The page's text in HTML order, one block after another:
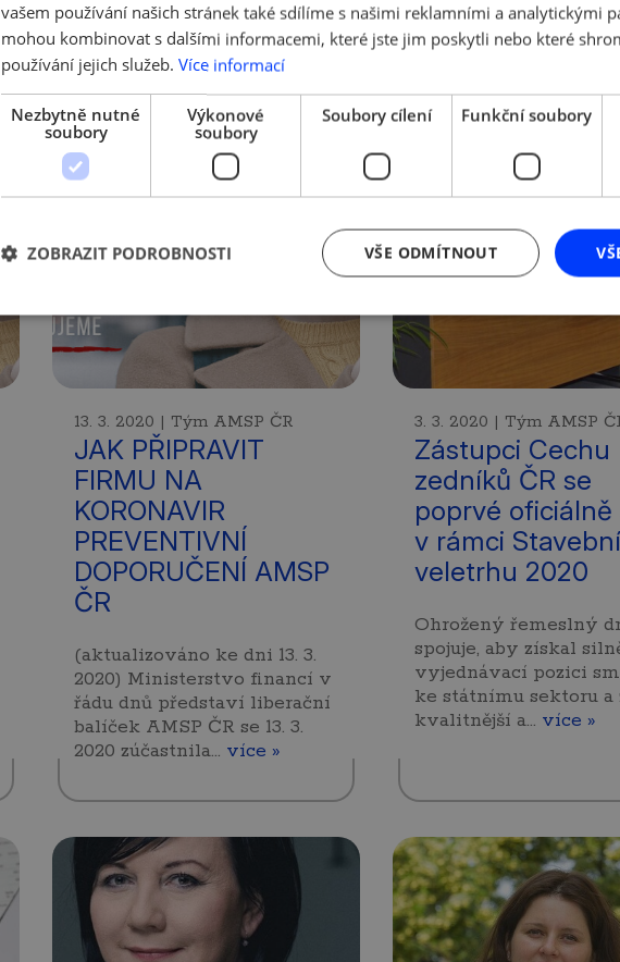
13. 3. 2020 | Tým AMSP ČR
JAK PŘIPRAVIT
FIRMU NA
KORONAVIR
PREVENTIVNÍ
DOPORUČENÍ AMSP
ČR
(aktualizováno ke dni 13. 3.
2020) Ministerstvo financí v
řádu dnů představí liberační
balíček AMSP ČR se 13. 3.
2020 zúčastnila… více »
3. 3. 2020 | Tým AMSP
Zástupci Cechu
zedníků ČR se
poprvé oficiálně
v rámci
veletrhu 2020
Ohrožený řemeslný
spojuje, aby získal
vyjednávací pozici
ke státnímu sektoru a
kvalitnější a… více »
vašem používání našich stránek také sdílíme s našimi reklamními a analytickými
mohou kombinovat s dalšími informacemi, které jste jim poskytli nebo které
používání jejich služeb. Více informací
Nezbytně nutné
soubory
Výkonové
soubory
Soubory cílení Funkční soubory
VŠE ODMÍTNOUT
ZOBRAZIT PODROBNOSTI